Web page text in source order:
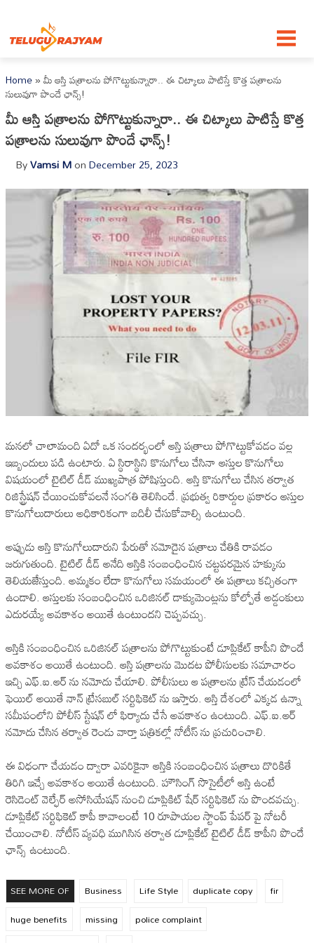
Home»మీ ఆస్తి పత్రాలను పోగొట్టుకున్నారా.. ఈ చిట్కాలు పాటిస్తే కొత్త పత్రాలను
సులువుగా పొందే ఛాన్స్!
మీ ఆస్తి పత్రాలను పోగొట్టుకున్నారా.. ఈ చిట్కాలు పాటిస్తే కొత్త
పత్రాలను సులువుగా పొందే ఛాన్స్!
ByVamsi MonDecember 25, 2023
మనలో చాలామంది ఏదో ఒక సందర్భంలో ఆస్తి పత్రాలు పోగొట్టుకోవడం వల్ల
ఇబ్బందులు పడి ఉంటారు. ఏ స్థిరాస్థిని కొనుగోలు చేసినా ఆస్తుల కొనుగోలు
విషయంలో టైటిల్ డీడ్ ముఖ్యపాత్ర పోషిస్తుంది. ఆస్తి కొనుగోలు చేసిన తర్వాత
రిజిస్ట్రేషన్ చేయించుకోవలనే సంగతి తెలిసిందే. ప్రభుత్వ రికార్డుల ప్రకారం ఆస్తుల
కొనుగోలుదారులు అధికారికంగా బదిలీ చేసుకోవాల్సి ఉంటుంది.
అప్పుడు ఆస్తి కొనుగోలుదారుని పేరుతో నమోదైన పత్రాలు చేతికి రావడం
జరుగుతుంది. టైటిల్ డీడ్ అనేది ఆస్తికి సంబంధించిన చట్టపరమైన హక్కును
తెలియజేస్తుంది. అమ్మకం లేదా కొనుగోలు సమయంలో ఈ పత్రాలు కచ్చితంగా
ఉండాలి. ఆస్తులకు సంబంధించిన ఒరిజినల్ డాక్యుమెంట్లను కోల్పోతే అడ్డంకులు
ఎదురయ్యే అవకాశం అయితే ఉంటుందని చెప్పవచ్చు.
ఆస్తికి సంబంధించిన ఒరిజినల్ పత్రాలను పోగొట్టుకుంటే డూప్లికేట్ కాపీని పొందే
అవకాశం అయితే ఉంటుంది. ఆస్తి పత్రాలను మొదట పోలీసులకు సమాచారం
ఇచ్చి ఎఫ్.ఐ.ఆర్ ను నమోదు చేయాలి. పోలీసులు ఆ పత్రాలను ట్రేస్ చేయడంలో
ఫెయిల్ అయితే నాన్ ట్రేసబుల్ సర్టిఫికెట్ ను ఇస్తారు. ఆస్తి దేశంలో ఎక్కడ ఉన్నా
సమీపంలోని పోలీస్ స్టేషన్ లో ఫిర్యాదు చేసే అవకాశం ఉంటుంది. ఎఫ్.ఐ.ఆర్
నమోదు చేసిన తర్వాత రెండు వార్తా పత్రికల్లో నోటీస్ ను ప్రచురించాలి.
ఈ విధంగా చేయడం ద్వారా ఎవరికైనా ఆస్తికి సంబంధించిన పత్రాలు దొరికితే
తిరిగి ఇచ్చే అవకాశం అయితే ఉంటుంది. హౌసింగ్ సొసైటీలో ఆస్తి ఉంటే
రెసిడెంట్ వెల్ఫేర్ అసోసియేషన్ నుంచి డూప్లికిట్ షేర్ సర్టిఫికెట్ ను పొందవచ్చు.
డూప్లికేట్ సర్టిఫికెట్ కాపీ కావాలంటే 10 రూపాయల స్టాంప్ పేపర్ పై నోటరీ
చేయించాలి. నోటీస్ వ్యవధి ముగిసిన తర్వాత డూప్లికేట్ టైటిల్ డీడ్ కాపీని పొందే
ఛాన్స్ ఉంటుంది.
SEE MORE OF Business Life Style duplicate copy
fir
huge benefits
missing
police complaint